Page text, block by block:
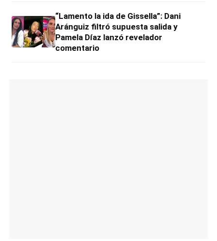
“Lamento la ida de Gissella”: Dani
Aránguiz filtró supuesta salida y
Pamela Díaz lanzó revelador
comentario